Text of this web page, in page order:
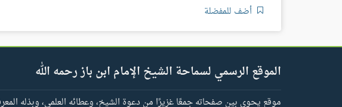
أضف للمفضلة
الموقع الرسمي لسماحة الشيخ الإمام ابن باز رحمه الله
موقع يحوي بين صفحاته جمعًا غزيرًا من دعوة الشيخ، وعطائه العلمي، وبذله